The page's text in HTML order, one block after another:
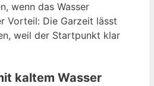
wenn das Wasser
Vorteil: Die Garzeit lässt
weil der Startpunkt klar
kaltem Wasser